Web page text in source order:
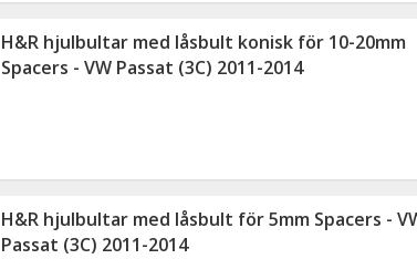
H&R hjulbultar med låsbult konisk för 10-20mm
Spacers - VW Passat (3C) 2011-2014
H&R hjulbultar med låsbult för 5mm Spacers -
Passat (3C) 2011-2014